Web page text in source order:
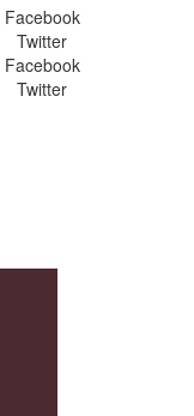
Facebook
Twitter
Facebook
Twitter